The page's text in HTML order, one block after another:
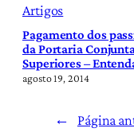
Artigos
Pagamento dos
da Portaria
Superiores –
agosto 19, 2014
←
Página